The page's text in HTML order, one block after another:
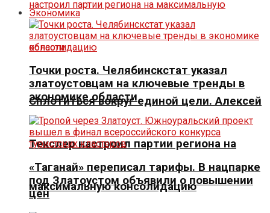
Сплотиться вокруг единой цели. Алексей
Текслер настроил партии региона на
максимальную консолидацию
Экономика
Точки роста. Челябинскстат указал
златоустовцам на ключевые тренды в
экономике области
«Таганай» переписал тарифы. В нацпарке
под Златоустом объявили о повышении
цен